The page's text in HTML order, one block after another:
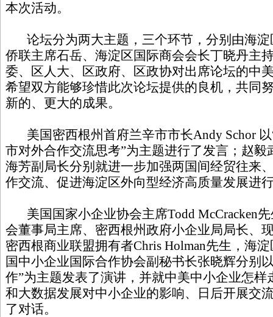
本次活动。
论坛分为两大主题，三个环节，分别由海淀
侨联主席石岳、海淀区国际商会会长丁晓丹主
委、区人大、区政府、区政协对出席论坛的中
希望双方能够珍惜此次论坛提供的良机，共同
新的、更大的成果。
美国密西根州首府兰辛市市长Andy Schor
市对外合作交流思考”为主题进行了发言；赵
海芳副局长分别就进一步加强两国间经贸往来
作交流、促进海淀区外向型经济高质量发展进
美国国家小企业协会主席Todd McCracken
会董事局主席、密西根州政府小企业局局长、
密西根商业联盟拥有者Chris Holman先生，海
国中小企业国际合作协会副秘书长张晓辉分别
作”为主题发表了演讲，并就中美中小企业怎
和大数据发展对中小企业的影响、日后开展交
了对话。